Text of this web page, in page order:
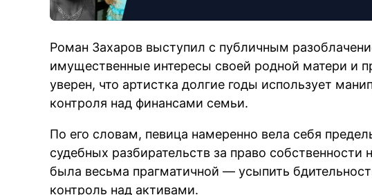
Роман Захаров выступил с публичным
имущественные интересы своей родной матери и
уверен, что артистка долгие годы использует
контроля над финансами семьи.
По его словам, певица намеренно вела себя
судебных разбирательств за право
была весьма прагматичной — усыпить
контроль над активами.